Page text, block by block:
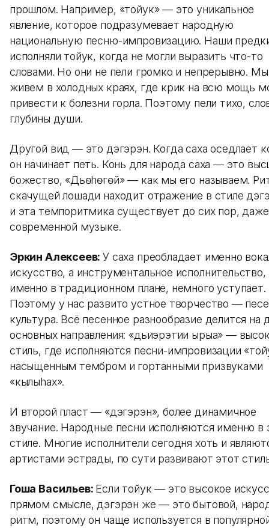
прошлом. Например, «тойук» — это уникальное
явление, которое подразумевает народную
национальную песню-импровизацию. Наши
исполняли тойук, когда не могли выразить что-то
словами. Но они не пели громко и непрерывно. Мы
живем в холодных краях, где крик на всю мощь
привести к болезни горла. Поэтому пели тихо,
глубины души.
Другой вид — это дэгэрэн. Когда саха оседлает
он начинает петь. Конь для народа саха — это
божество, «Дьөhөгөй» — как мы его называем.
скачущей лошади находит отражение в стиле
и эта темпоритмика существует до сих пор,
современной музыке.
Эркин Алексеев:У саха преобладает именно
искусство, а инструментальное исполнительство,
именно в традиционном плане, немного уступает.
Поэтому у нас развито устное творчество —
культура. Всё песенное разнообразие делится на
основных направления: «дьиэрэтии ырыа» —
стиль, где исполняются песни-импровизации
насыщенным тембром и гортанными призвуками
«кылыhах».
И второй пласт — «дэгэрэн», более динамичное
звучание. Народные песни исполняются именно в
стиле. Многие исполнители сегодня хоть и
артистами эстрады, по сути развивают этот
Гоша Васильев: Если тойук — это высокое
прямом смысле, дэгэрэн же — это бытовой,
ритм, поэтому он чаще используется в